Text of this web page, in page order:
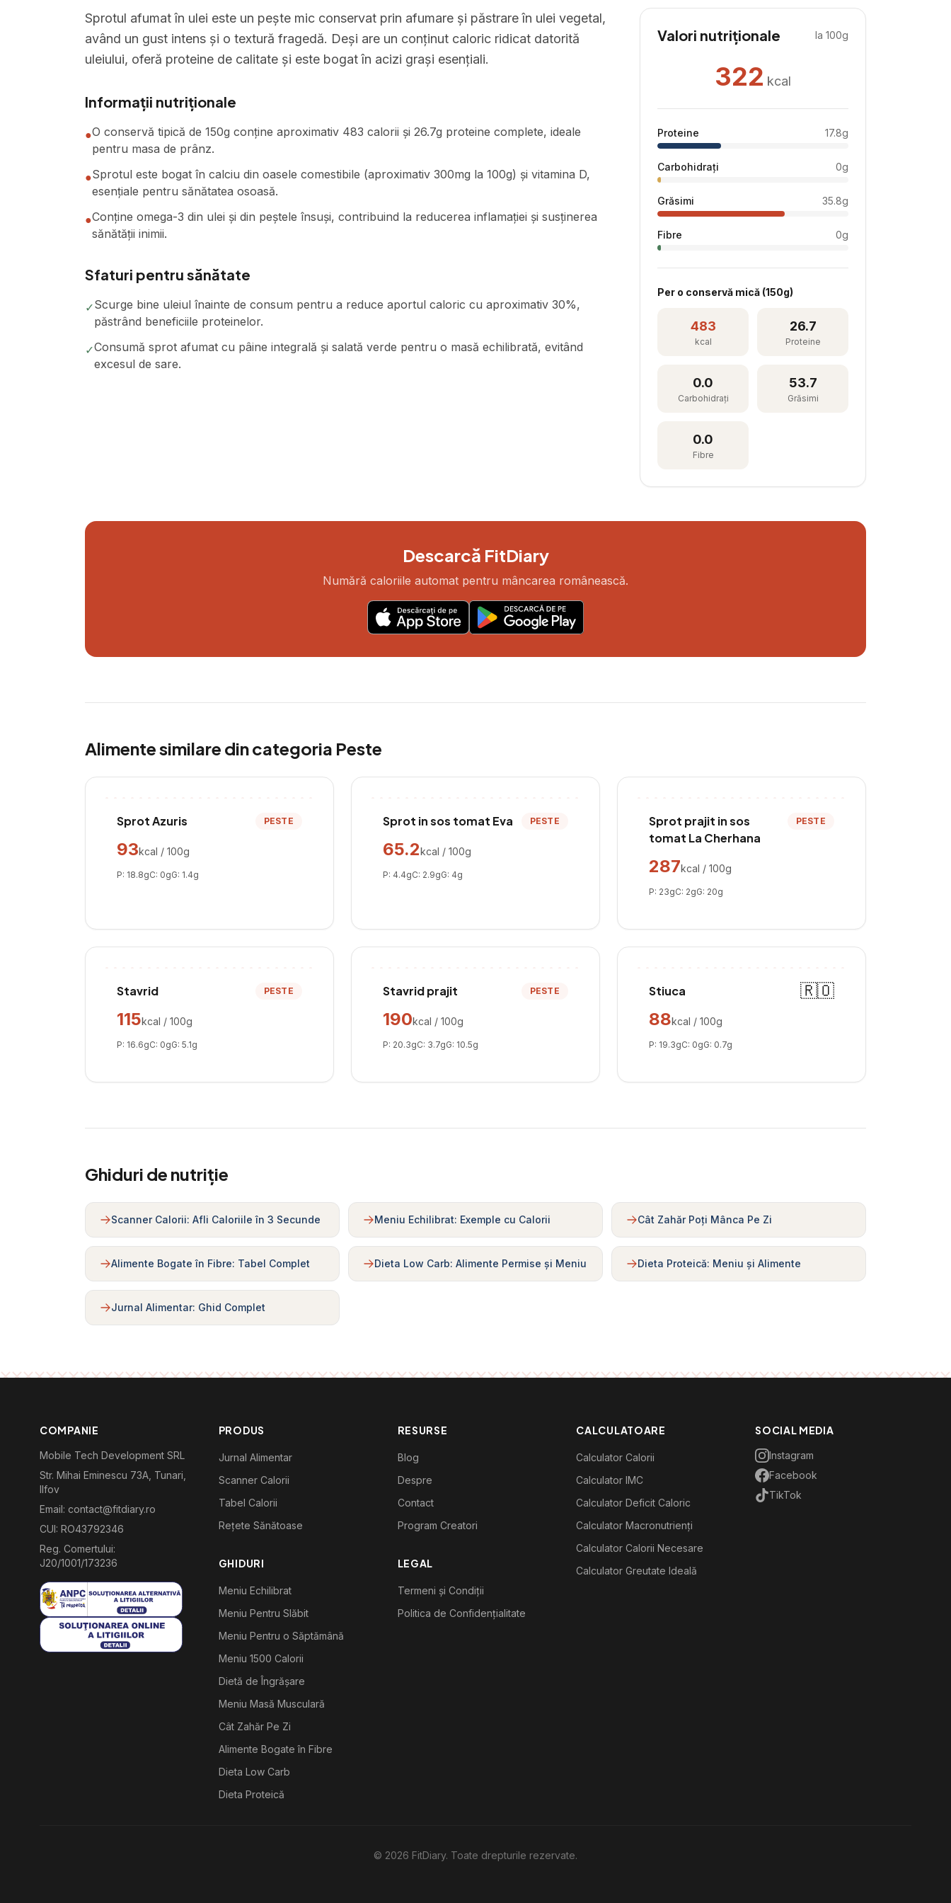
Sprotul afumat în ulei este un pește mic conservat prin afumare și păstrare în ulei vegetal,
având un gust intens și o textură fragedă. Deși are un conținut caloric ridicat datorită
uleiului, oferă proteine de calitate și este bogat în acizi grași esențiali.
Informații nutriționale
●O conservă tipică de 150g conține aproximativ 483 calorii și 26.7g proteine complete, ideale
pentru masa de prânz.
●Sprotul este bogat în calciu din oasele comestibile (aproximativ 300mg la 100g) și vitamina D,
esențiale pentru sănătatea osoasă.
●Conține omega-3 din ulei și din peștele însuși, contribuind la reducerea inflamației și susținerea
sănătății inimii.
Sfaturi pentru sănătate
✓Scurge bine uleiul înainte de consum pentru a reduce aportul caloric cu aproximativ 30%,
păstrând beneficiile proteinelor.
✓Consumă sprot afumat cu pâine integrală și salată verde pentru o masă echilibrată, evitând
excesul de sare.
Valori nutriționale la 100g
322 kcal
Proteine 17.8g
Carbohidrați 0g
Grăsimi 35.8g
Fibre 0g
Per o conservă mică (150g)
483
kcal
26.7
Proteine
0.0
Carbohidrați
53.7
Grăsimi
0.0
Fibre
Descarcă FitDiary
Numără caloriile automat pentru mâncarea românească.
Alimente similare din categoria Peste
Sprot Azuris PESTE
93kcal / 100g
P: 18.8gC: 0gG: 1.4g
Sprot in sos tomat Eva PESTE
65.2kcal / 100g
P: 4.4gC: 2.9gG: 4g
Sprot prajit in sos
tomat La Cherhana
PESTE
287kcal / 100g
P: 23gC: 2gG: 20g
Stavrid PESTE
115kcal / 100g
P: 16.6gC: 0gG: 5.1g
Stavrid prajit PESTE
190kcal / 100g
P: 20.3gC: 3.7gG: 10.5g
Stiuca
🇷🇴
88kcal / 100g
P: 19.3gC: 0gG: 0.7g
Ghiduri de nutriție
Scanner Calorii: Afli Caloriile în 3 Secunde Meniu Echilibrat: Exemple cu Calorii Cât Zahăr Poți Mânca Pe Zi
Alimente Bogate în Fibre: Tabel Complet Dieta Low Carb: Alimente Permise și Meniu Dieta Proteică: Meniu și Alimente
Jurnal Alimentar: Ghid Complet
COMPANIE
Mobile Tech Development SRL
Str. Mihai Eminescu 73A, Tunari,
Ilfov
Email: contact@fitdiary.ro
CUI: RO43792346
Reg. Comertului:
J20/1001/173236
PRODUS
Jurnal Alimentar
Scanner Calorii
Tabel Calorii
Rețete Sănătoase
GHIDURI
Meniu Echilibrat
Meniu Pentru Slăbit
Meniu Pentru o Săptămână
Meniu 1500 Calorii
Dietă de Îngrășare
Meniu Masă Musculară
Cât Zahăr Pe Zi
Alimente Bogate în Fibre
Dieta Low Carb
Dieta Proteică
RESURSE
Blog
Despre
Contact
Program Creatori
LEGAL
Termeni și Condiții
Politica de Confidențialitate
CALCULATOARE
Calculator Calorii
Calculator IMC
Calculator Deficit Caloric
Calculator Macronutrienți
Calculator Calorii Necesare
Calculator Greutate Ideală
SOCIAL MEDIA
Instagram
Facebook
TikTok
© 2026 FitDiary. Toate drepturile rezervate.